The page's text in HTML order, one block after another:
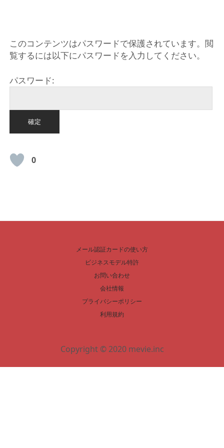
このコンテンツはパスワードで保護されています。閲
覧するには以下にパスワードを入力してください。
パスワード:
0
メール認証カードの使い方
ビジネスモデル特許
お問い合わせ
会社情報
プライバシーポリシー
利用規約
Copyright © 2020 mevie.inc